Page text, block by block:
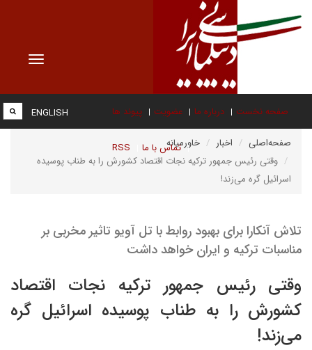
Toggle
صفحه نخست درباره ما عضویت پیوند ها
تماس با ما RSS
ENGLISH
صفحه‌اصلی اخبار
خاورمیانه
وقتی رئیس جمهور ترکیه نجات اقتصاد کشورش را به طناب پوسیده
اسرائیل گره می‌زند!
تلاش آنکارا برای بهبود روابط با تل آویو تاثیر مخربی بر
مناسبات ترکیه و ایران خواهد داشت
وقتی رئیس جمهور ترکیه نجات اقتصاد
کشورش را به طناب پوسیده اسرائیل گره
می‌زند!